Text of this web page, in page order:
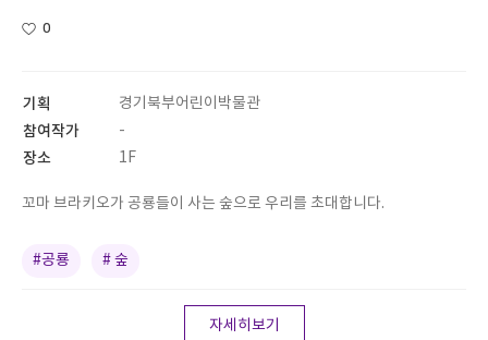
0
기획 경기북부어린이박물관
참여작가 -
장소 1F
꼬마 브라키오가 공룡들이 사는 숲으로 우리를 초대합니다.
#공룡 # 숲
자세히보기